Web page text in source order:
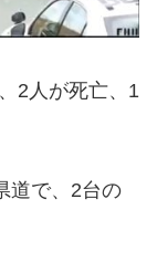
2人が死亡、1
道で、2台の